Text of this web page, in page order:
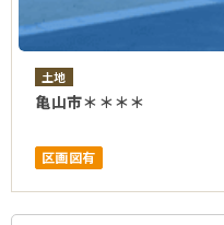
土地
亀山市＊＊＊＊
区画図有